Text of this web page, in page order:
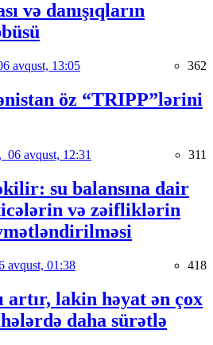
və danışıqların
avqust, 13:05 362
öz “TRIPP”lərini
06 avqust, 12:31 311
su balansına dair
və zəifliklərin
avqust, 01:38 418
artır, lakin həyat ən çox
daha sürətlə